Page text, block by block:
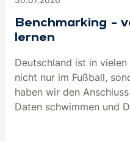
Benchmarking –
lernen
Deutschland ist in
nicht nur im Fußball,
haben wir den
Daten schwimmen und